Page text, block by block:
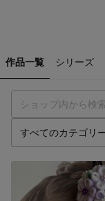
作品一覧 シリーズ